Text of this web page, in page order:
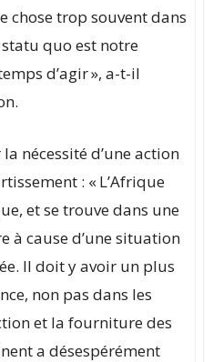
chose trop souvent dans
quo est notre
d’agir », a-t-il
nécessité d’une action
: « L’Afrique
et se trouve dans une
à cause d’une situation
Il doit y avoir un plus
non pas dans les
et la fourniture des
a désespérément